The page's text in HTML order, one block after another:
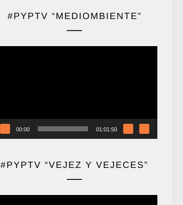
#PYPTV “MEDIOMBIENTE”
00:00 01:01:50
#PYPTV “VEJEZ Y VEJECES”